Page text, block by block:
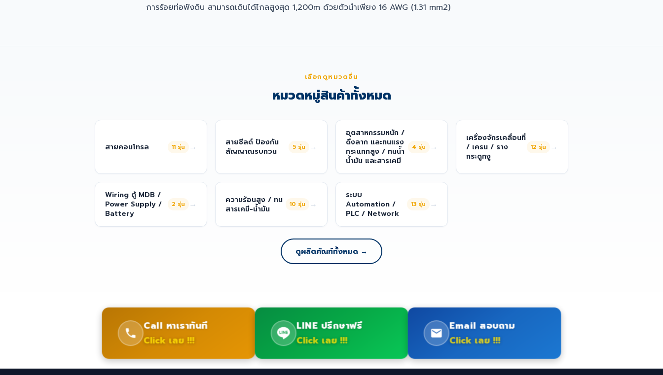
การร้อยท่อฟังดิน สามารถเดินได้ไกลสูงสุด 1,200m ด้วยตัวนำเพียง 16 AWG (1.31 mm2)
เลือกดูหมวดอื่น
หมวดหมู่สินค้าทั้งหมด
สายคอนโทรล 11 รุ่น →
สายชีลด์ ป้องกัน
สัญญาณรบกวน
5 รุ่น →
อุตสาหกรรมหนัก /
ดึงลาก และทนแรง
กระแทกสูง / ทนน้ำ
น้ำมัน และสารเคมี
4 รุ่น →
เครื่องจักรเคลื่อนที่
/ เครน / ราง
กระดูกงู
12 รุ่น →
Wiring ตู้ MDB /
Power Supply /
Battery
2 รุ่น →
ความร้อนสูง / ทน
สารเคมี-น้ำมัน
10 รุ่น →
ระบบ
Automation /
PLC / Network
13 รุ่น →
ดูผลิตภัณฑ์ทั้งหมด →
Call หาเราทันที
Click เลย !!!
LINE ปรึกษาฟรี
Click เลย !!!
Email สอบถาม
Click เลย !!!